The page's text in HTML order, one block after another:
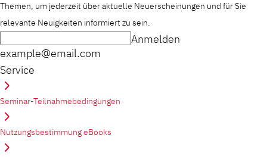
Themen, um jederzeit über aktuelle Neuerscheinungen und für Sie
relevante Neuigkeiten informiert zu sein.
example@email.com
Anmelden
Service
Seminar-Teilnahmebedingungen
Nutzungsbestimmung eBooks